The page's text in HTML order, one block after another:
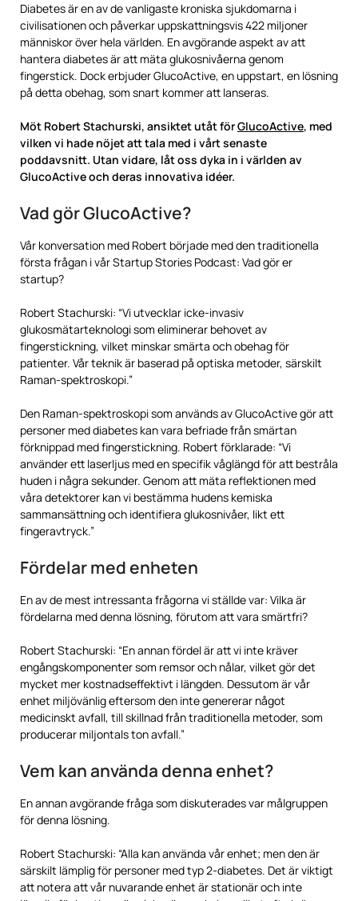
Diabetes är en av de vanligaste kroniska sjukdomarna i
civilisationen och påverkar uppskattningsvis 422 miljoner
människor över hela världen. En avgörande aspekt av att
hantera diabetes är att mäta glukosnivåerna genom
fingerstick. Dock erbjuder GlucoActive, en uppstart, en lösning
på detta obehag, som snart kommer att lanseras.
Möt Robert Stachurski, ansiktet utåt förGlucoActive, med
vilken vi hade nöjet att tala med i vårt senaste
poddavsnitt. Utan vidare, låt oss dyka in i världen av
GlucoActive och deras innovativa idéer.
Vad gör GlucoActive?
Vår konversation med Robert började med den traditionella
första frågan i vår Startup Stories Podcast: Vad gör er
startup?
Robert Stachurski: “Vi utvecklar icke-invasiv
glukosmätarteknologi som eliminerar behovet av
fingerstickning, vilket minskar smärta och obehag för
patienter. Vår teknik är baserad på optiska metoder, särskilt
Raman-spektroskopi.”
Den Raman-spektroskopi som används av GlucoActive gör att
personer med diabetes kan vara befriade från smärtan
förknippad med fingerstickning. Robert förklarade: “Vi
använder ett laserljus med en specifik våglängd för att bestråla
huden i några sekunder. Genom att mäta reflektionen med
våra detektorer kan vi bestämma hudens kemiska
sammansättning och identifiera glukosnivåer, likt ett
fingeravtryck.”
Fördelar med enheten
En av de mest intressanta frågorna vi ställde var: Vilka är
fördelarna med denna lösning, förutom att vara smärtfri?
Robert Stachurski: “En annan fördel är att vi inte kräver
engångskomponenter som remsor och nålar, vilket gör det
mycket mer kostnadseffektivt i längden. Dessutom är vår
enhet miljövänlig eftersom den inte genererar något
medicinskt avfall, till skillnad från traditionella metoder, som
producerar miljontals ton avfall.”
Vem kan använda denna enhet?
En annan avgörande fråga som diskuterades var målgruppen
för denna lösning.
Robert Stachurski: “Alla kan använda vår enhet; men den är
särskilt lämplig för personer med typ 2-diabetes. Det är viktigt
att notera att vår nuvarande enhet är stationär och inte